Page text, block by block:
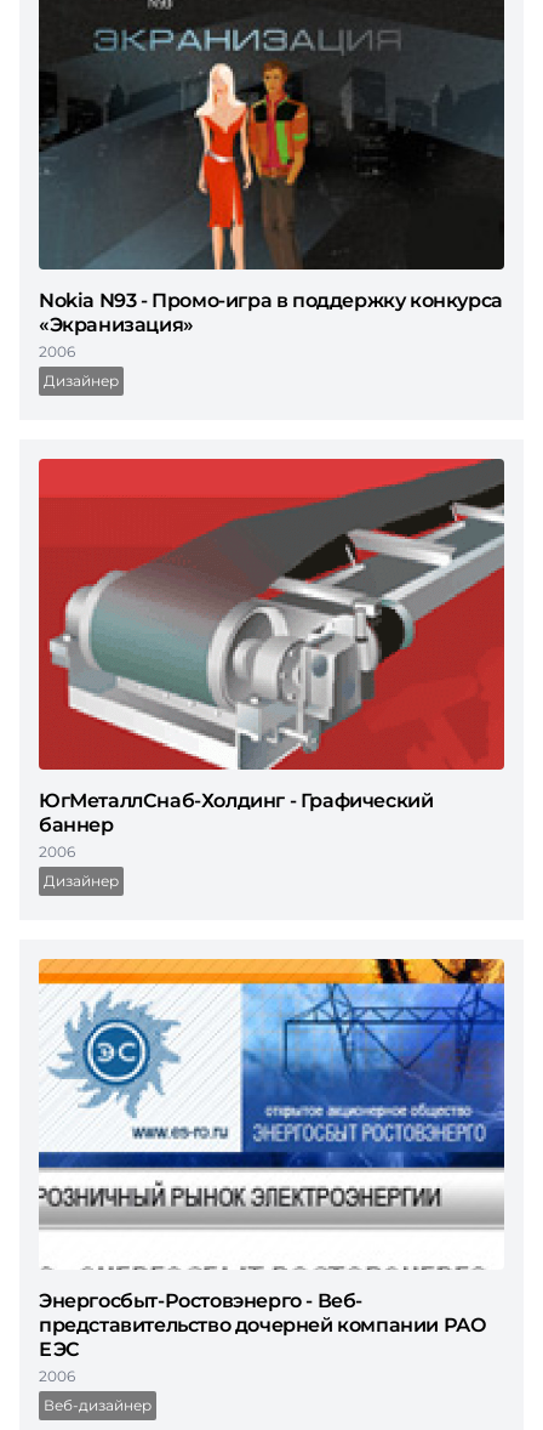
Nokia N93 - Промо-игра в поддержку конкурса
«Экранизация»
2006
Дизайнер
ЮгМеталлСнаб-Холдинг - Графический
баннер
2006
Дизайнер
Энергосбыт-Ростовэнерго - Веб-
представительство дочерней компании РАО
ЕЭС
2006
Веб-дизайнер